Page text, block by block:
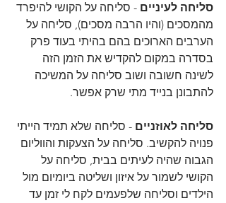
סליחה לעיניים - סליחה על הקושי להיפרד
מהמסכים (והיו הרבה מסכים), סליחה על
הערבים הארוכים בהם בהיתי בעוד פרק
בסדרה במקום להקדיש את הזמן הזה
לשינה חשובה ושוב סליחה על המשיכה
להתבונן בנייד מתי שרק אפשר.
סליחה לאוזניים - סליחה שלא תמיד הייתי
פנויה להקשיב. סליחה על הצעקות והווליום
הגבוה שהיה לעיתים בבית, סליחה על
הקושי לשמור על איזון ושליטה ביומיום מול
הילדים וסליחה שלפעמים לקח לי זמן עד